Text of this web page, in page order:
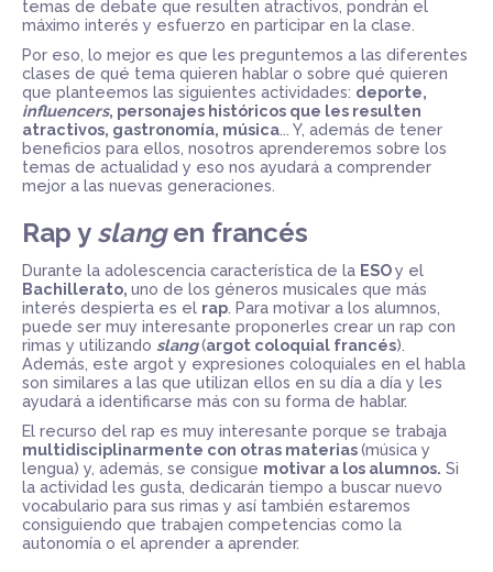
temas de debate que resulten atractivos, pondrán el
máximo interés y esfuerzo en participar en la clase.
Por eso, lo mejor es que les preguntemos a las diferentes
clases de qué tema quieren hablar o sobre qué quieren
que planteemos las siguientes actividades: deporte,
influencers, personajes históricos que les resulten
atractivos, gastronomía, música ... Y, además de tener
beneficios para ellos, nosotros aprenderemos sobre los
temas de actualidad y eso nos ayudará a comprender
mejor a las nuevas generaciones.
Rap y slangen francés
Durante la adolescencia característica de la ESOy el
Bachillerato, uno de los géneros musicales que más
interés despierta es el rap . Para motivar a los alumnos,
puede ser muy interesante proponerles crear un rap con
rimas y utilizando slang(argot coloquial francés).
Además, este argot y expresiones coloquiales en el habla
son similares a las que utilizan ellos en su día a día y les
ayudará a identificarse más con su forma de hablar.
El recurso del rap es muy interesante porque se trabaja
multidisciplinarmente con otras materias(música y
lengua) y, además, se consigue motivar a los alumnos. Si
la actividad les gusta, dedicarán tiempo a buscar nuevo
vocabulario para sus rimas y así también estaremos
consiguiendo que trabajen competencias como la
autonomía o el aprender a aprender.